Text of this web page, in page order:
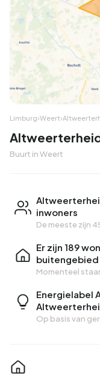
Limburg›Weert›
Buurt in Weert
inwoners
De meeste zijn
Er zijn 189
buitengebied
Momenteel
Energielabel
Op basis van